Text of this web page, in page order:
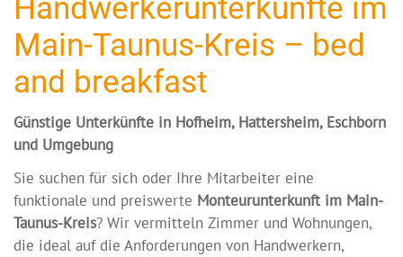
Handwerkerunterkünfte im
Main-Taunus-Kreis – bed
and breakfast
Günstige Unterkünfte in Hofheim, Hattersheim, Eschborn
und Umgebung
Sie suchen für sich oder Ihre Mitarbeiter eine
funktionale und preiswerte Monteurunterkunft im Main-
Taunus-Kreis? Wir vermitteln Zimmer und Wohnungen,
die ideal auf die Anforderungen von Handwerkern,